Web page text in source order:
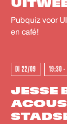
Pubquiz voor
en café!
DI 22/09 19:30 -
JESSE